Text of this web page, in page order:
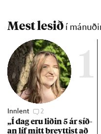
Mest lesið í
1
Innlent 2
„Í dag eru lið­in 5 ár síð­
an líf mitt breytt­ist að